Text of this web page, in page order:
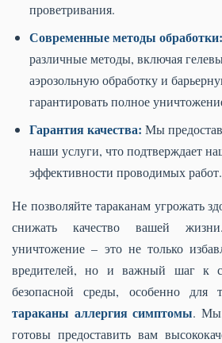
проветривания.
Современные методы обработки:
различные методы, включая
аэрозольную обработку и
гарантировать полное
Гарантия качества: Мы
наши услуги, что подтверждает
эффективности проводимых работ.
Не позволяйте тараканам угрожать
снижать качество вашей
уничтожение – это не только
вредителей, но и важный шаг к
безопасной среды, особенно для
тараканы аллергия симптомы. Мы,
готовы предоставить вам